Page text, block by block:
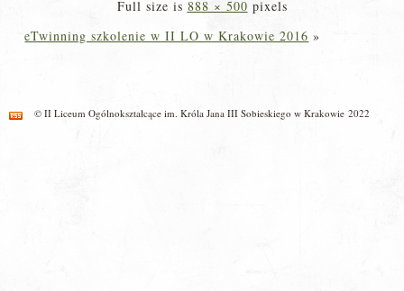
Full size is 888 × 500 pixels
eTwinning szkolenie w II LO w Krakowie 2016 »
© II Liceum Ogólnokształcące im. Króla Jana III Sobieskiego w Krakowie 2022